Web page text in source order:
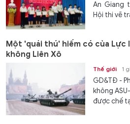
An Giang
Hội thi vẽ
Một 'quái thú' hiếm có của
không Liên Xô
Thế giới 1
GD&TĐ -
không
được chế